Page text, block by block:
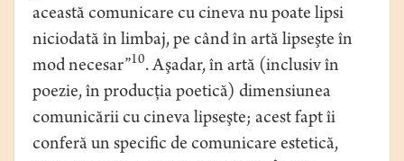
această comunicare cu cineva nu poate lipsi
niciodată în limbaj, pe când în artă lipseşte în
mod necesar”10. Aşadar, în artă (inclusiv în
poezie, în producţia poetică) dimensiunea
comunicării cu cineva lipseşte; acest fapt îi
conferă un specific de comunicare estetică,